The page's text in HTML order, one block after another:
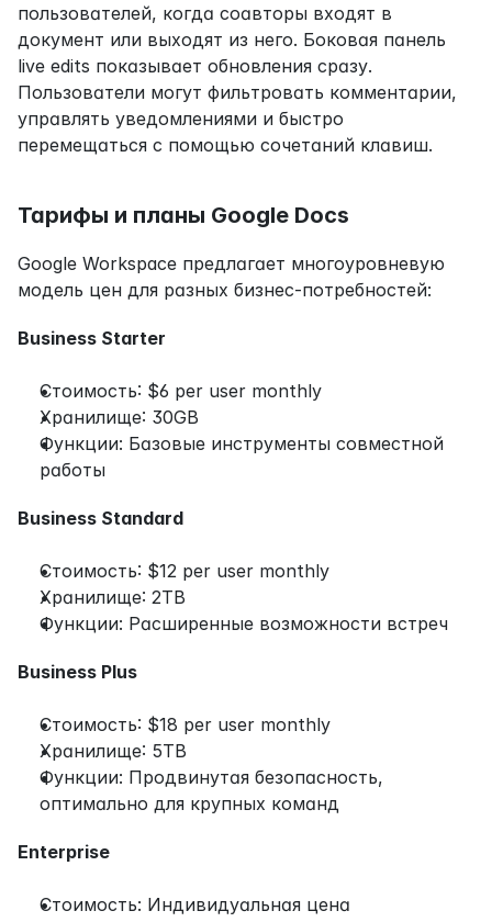
пользователей, когда соавторы входят в
документ или выходят из него. Боковая панель
live edits показывает обновления сразу.
Пользователи могут фильтровать комментарии,
управлять уведомлениями и быстро
перемещаться с помощью сочетаний клавиш.
Тарифы и планы Google Docs
Google Workspace предлагает многоуровневую
модель цен для разных бизнес-потребностей:
Business Starter
Стоимость: $6 per user monthly
Хранилище: 30GB
Функции: Базовые инструменты совместной
работы
Business Standard
Стоимость: $12 per user monthly
Хранилище: 2TB
Функции: Расширенные возможности встреч
Business Plus
Стоимость: $18 per user monthly
Хранилище: 5TB
Функции: Продвинутая безопасность,
оптимально для крупных команд
Enterprise
Стоимость: Индивидуальная цена